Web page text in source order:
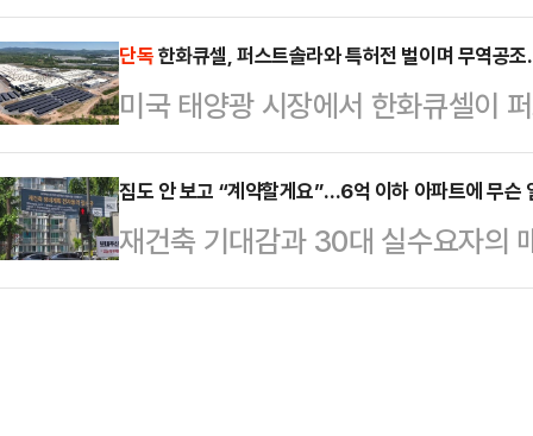
전에서 단체 율동과 함께 “가야지,…
것"이라면서 "힘 없고 빽 없는 서민
우려했다.이어 "경찰은 권력자에게
지면 무조건 닥치고 강압 수사를 해
"경찰 가족이 연루된…
는 전장 대비 327.14포인트
7186.21까지 내리기도 했다.코스
1시 31분 58초 코스피에 대해 프로
카)가 5분간 발동됐다.발동 시점
64.64포인트(5.21%) 하락한
스피200 선물지수가 5% 이상 하
단독한화큐셀, 퍼스트솔라와 특허전 벌이며 무역공
미국 태양광 시장에서 한화큐셀이
벌이면서도, 양사가 미국 태양광 무
있는 것으로 확인됐다. 특허 분쟁과
다. 여기에 한국산 태양전지를 겨냥
도 놓였다. 한화큐셀은 앞서 맥시
집도 안 보고 “계약할게요”…6억 이하 아파트에 무슨
재건축 기대감과 30대 실수요자의
이 가파르게 오르고 있다. 정책대출